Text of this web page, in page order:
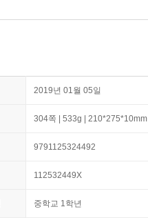
2019년 01월 05일
304쪽 | 533g | 210*275*10mm
9791125324492
112532449X
중학교 1학년